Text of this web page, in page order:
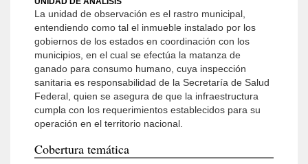
La unidad de observación es el rastro municipal,
entendiendo como tal el inmueble instalado por los
gobiernos de los estados en coordinación con los
municipios, en el cual se efectúa la matanza de
ganado para consumo humano, cuya inspección
sanitaria es responsabilidad de la Secretaría de Salud
Federal, quien se asegura de que la infraestructura
cumpla con los requerimientos establecidos para su
operación en el territorio nacional.
Cobertura temática